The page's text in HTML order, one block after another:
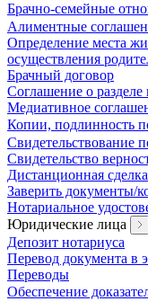
Брачно-семейные
Алиментные
Определение места
осуществления
Брачный договор
Соглашение о разделе
Медиативное
Копии, подлинность
Свидетельствование
Свидетельство
Дистанционная сделка
Заверить документы/
Нотариальное
Юридические лица
Депозит нотариуса
Перевод документа в
Переводы
Обеспечение